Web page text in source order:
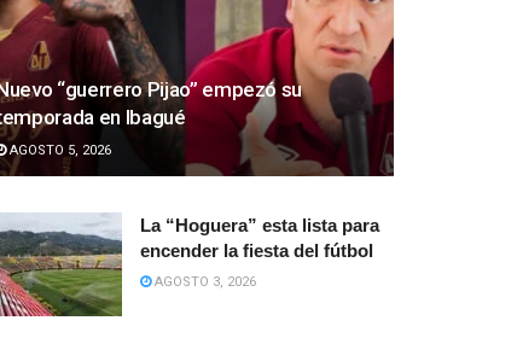
“guerrero Pijao” empezó su
en Ibagué
AGOSTO 5, 2026
La “Hoguera” esta lista para
encender la fiesta del fútbol
AGOSTO 3, 2026